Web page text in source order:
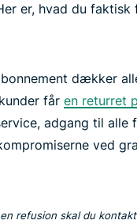
er, hvad du faktisk
dækker
får en returret
adgang til alle
ved
refusion skal du